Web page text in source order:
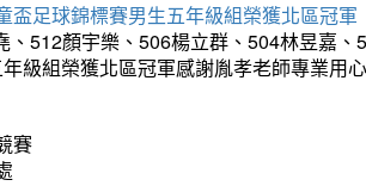
盃足球錦標賽男生五年級組榮獲北區冠軍
、512顏宇樂、506楊立群、504林昱嘉
級組榮獲北區冠軍感謝胤孝老師專業用
賽